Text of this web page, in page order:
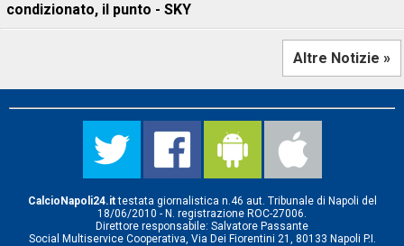
condizionato, il punto - SKY
Altre Notizie »
CalcioNapoli24.ittestata giornalistica n.46 aut. Tribunale di Napoli del
18/06/2010 - N. registrazione ROC-27006.
Direttore responsabile: Salvatore Passante
Social Multiservice Cooperativa, Via Dei Fiorentini 21, 80133 Napoli P.I.